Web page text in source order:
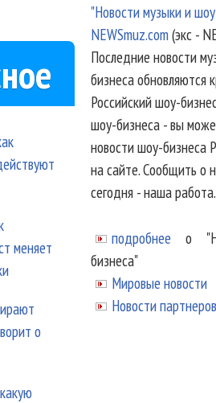
меняет
о
"Новости музыки и
NEWSmuz.com(экс -
Последние новости
бизнеса обновляются
Российский шоу-
шоу-бизнеса - вы
новости шоу-бизнеса
на сайте. Сообщить о
сегодня - наша работа.
подробнее о
бизнеса"
Мировые новости
Новости партнеров